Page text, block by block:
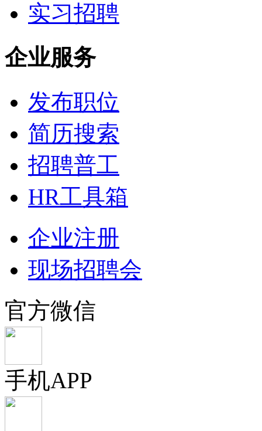
实习招聘
企业服务
发布职位
简历搜索
招聘普工
HR工具箱
企业注册
现场招聘会
官方微信
手机APP